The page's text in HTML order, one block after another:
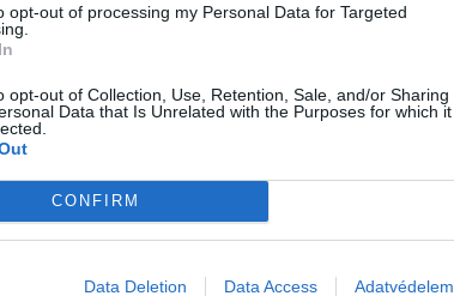
opt-out of processing my Personal Data for Targeted
opt-out of Collection, Use, Retention, Sale, and/or Sharing
Data that Is Unrelated with the Purposes for which it
CONFIRM
Data Deletion Data Access Adatvédelem
váltáson töprengsz? Érdekelnek a legfrissebb hírek az e-
a legújabb fejlesztések az elektromosság és a
jó helyen jársz!